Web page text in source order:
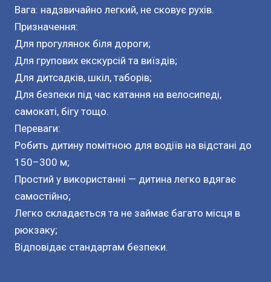
Вага: надзвичайно легкий, не сковує рухів.
Призначення:
Для прогулянок біля дороги;
Для групових екскурсій та виїздів;
Для дитсадків, шкіл, таборів;
Для безпеки під час катання на велосипеді,
самокаті, бігу тощо.
Переваги:
Робить дитину помітною для водіїв на відстані до
150–300 м;
Простий у використанні — дитина легко вдягає
самостійно;
Легко складається та не займає багато місця в
рюкзаку;
Відповідає стандартам безпеки.